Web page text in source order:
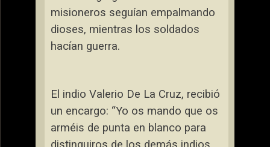
misioneros seguían empalmando
dioses, mientras los soldados
hacían guerra.
El indio Valerio De La Cruz, recibió
un encargo: “Yo os mando que os
arméis de punta en blanco para